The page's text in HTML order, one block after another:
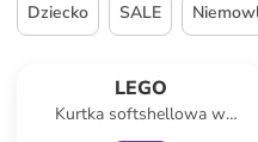
Dziecko SALE
LEGO
Kurtka softshellowa w